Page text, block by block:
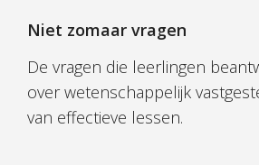
Niet zomaar vragen
De vragen die leerlingen
over wetenschappelijk
van effectieve lessen.